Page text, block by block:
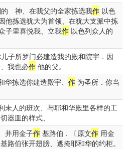
的 神、在我父的全家拣选我作 以色
他拣选犹大为首领、在犹大支派中拣
子里喜悦我、立我作以色列众人的
子所罗门必建造我的殿和院宇．因
我也必作他的父。
拣选你建造殿宇、 作 为圣所．你当
未人的班次、与耶和华殿里各样的工
器皿的样式、
并用金子作 基路伯．〔原文作 用金
路伯张开翅膀、遮掩耶和华的约柜。